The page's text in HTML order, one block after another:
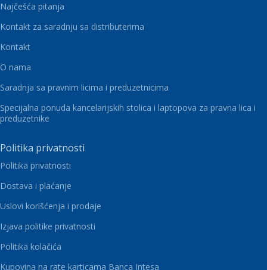
Najčešća pitanja
Kontakt za saradnju sa distributerima
Kontakt
O nama
Saradnja sa pravnim licima i preduzetnicima
Specijalna ponuda kancelarijskih stolica i laptopova za pravna lica i
preduzetnike
Politika privatnosti
Politika privatnosti
Dostava i plaćanje
Uslovi korišćenja i prodaje
Izjava politike privatnosti
Politika kolačića
Kupovina na rate karticama Banca Intesa